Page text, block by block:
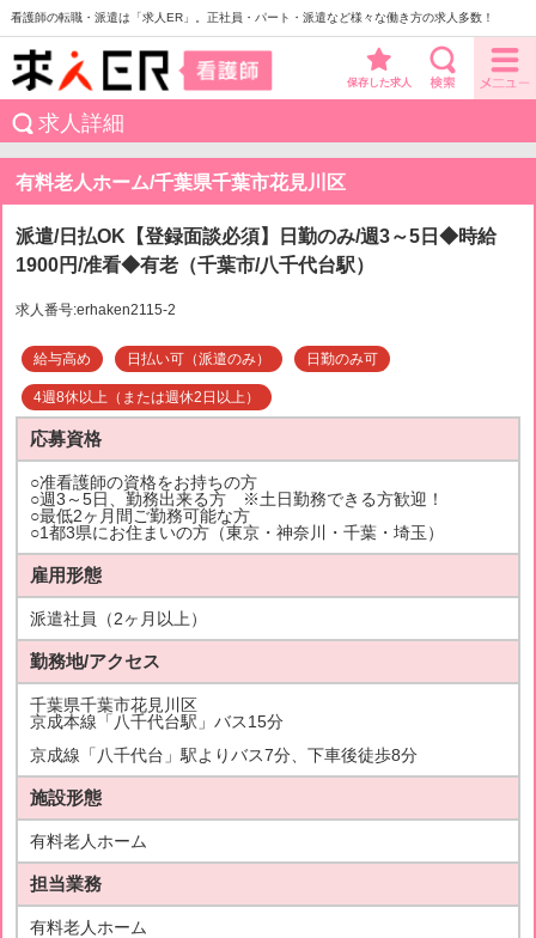
看護師の転職・派遣は「求人ER」。正社員・パート・派遣など様々な働き方の求人多数！
保存した求人
求人詳細
有料老人ホーム/千葉県千葉市花見川区
派遣/日払OK【登録面談必須】日勤のみ/週3～5日◆時給
1900円/准看◆有老（千葉市/八千代台駅）
求人番号:erhaken2115-2
給与高め 日払い可（派遣のみ） 日勤のみ可
4週8休以上（または週休2日以上）
応募資格
○准看護師の資格をお持ちの方
○週3～5日、勤務出来る方 ※土日勤務できる方歓迎！
○最低2ヶ月間ご勤務可能な方
○1都3県にお住まいの方（東京・神奈川・千葉・埼玉）
雇用形態
派遣社員（2ヶ月以上）
勤務地/アクセス
千葉県千葉市花見川区
京成本線「八千代台駅」バス15分
京成線「八千代台」駅よりバス7分、下車後徒歩8分
施設形態
有料老人ホーム
担当業務
有料老人ホーム